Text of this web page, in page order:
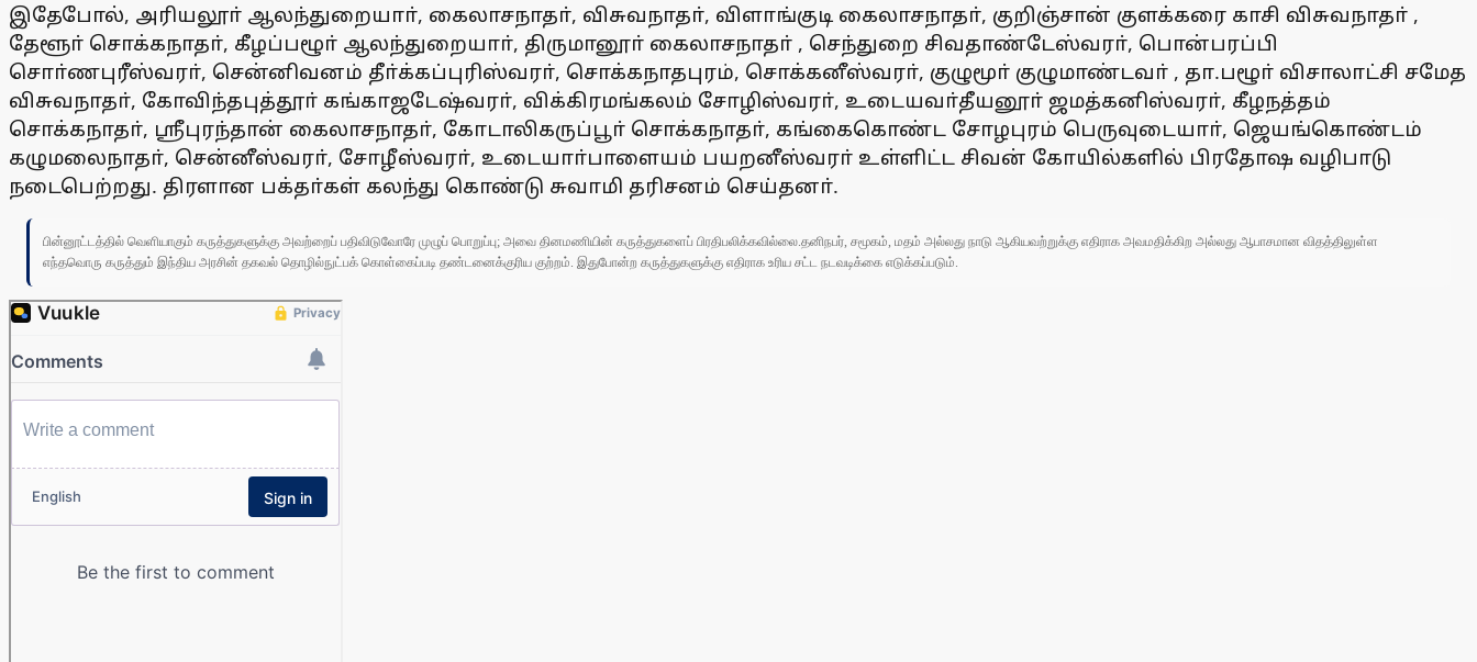
இதேபோல், அரியலூா் ஆலந்துறையாா், கைலாசநாதா், விசுவநாதா், விளாங்குடி கைலாசநாதா், குறிஞ்சான் குளக்கரை காசி விசுவநாதா் ,
தேளூா் சொக்கநாதா், கீழப்பழூா் ஆலந்துறையாா், திருமானூா் கைலாசநாதா் , செந்துறை சிவதாண்டேஸ்வரா், பொன்பரப்பி
சொா்ணபுரீஸ்வரா், சென்னிவனம் தீா்க்கப்புரிஸ்வரா், சொக்கநாதபுரம், சொக்கனீஸ்வரா், குழுமூா் குழுமாண்டவா் , தா.பழூா் விசாலாட்சி சமேத
விசுவநாதா், கோவிந்தபுத்தூா் கங்காஜடேஷ்வரா், விக்கிரமங்கலம் சோழிஸ்வரா், உடையவா்தீயனூா் ஜமத்கனிஸ்வரா், கீழநத்தம்
சொக்கநாதா், ஸ்ரீபுரந்தான் கைலாசநாதா், கோடாலிகருப்பூா் சொக்கநாதா், கங்கைகொண்ட சோழபுரம் பெருவுடையாா், ஜெயங்கொண்டம்
கழுமலைநாதா், சென்னீஸ்வரா், சோழீஸ்வரா், உடையாா்பாளையம் பயறனீஸ்வரா் உள்ளிட்ட சிவன் கோயில்களில் பிரதோஷ வழிபாடு
நடைபெற்றது. திரளான பக்தா்கள் கலந்து கொண்டு சுவாமி தரிசனம் செய்தனா்.
பின்னூட்டத்தில் வெளியாகும் கருத்துகளுக்கு அவற்றைப் பதிவிடுவோரே முழுப் பொறுப்பு; அவை தினமணியின் கருத்துகளைப் பிரதிபலிக்கவில்லை.தனிநபர், சமூகம், மதம் அல்லது நாடு ஆகியவற்றுக்கு எதிராக அவமதிக்கிற அல்லது ஆபாசமான விதத்திலுள்ள
எந்தவொரு கருத்தும் இந்திய அரசின் தகவல் தொழில்நுட்பக் கொள்கைப்படி தண்டனைக்குரிய குற்றம். இதுபோன்ற கருத்துகளுக்கு எதிராக உரிய சட்ட நடவடிக்கை எடுக்கப்படும்.